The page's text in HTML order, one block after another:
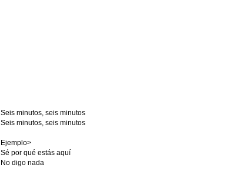
Seis minutos, seis minutos
Seis minutos, seis minutos
Ejemplo>
Sé por qué estás aquí
No digo nada